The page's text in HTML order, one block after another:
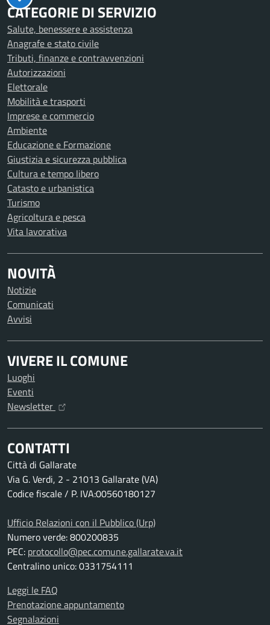
CATEGORIE DI SERVIZIO
Salute, benessere e assistenza
Anagrafe e stato civile
Tributi, finanze e contravvenzioni
Autorizzazioni
Elettorale
Mobilità e trasporti
Imprese e commercio
Ambiente
Educazione e Formazione
Giustizia e sicurezza pubblica
Cultura e tempo libero
Catasto e urbanistica
Turismo
Agricoltura e pesca
Vita lavorativa
NOVITÀ
Notizie
Comunicati
Avvisi
VIVERE IL COMUNE
Luoghi
Eventi
Newsletter
CONTATTI
Città di Gallarate
Via G. Verdi, 2 - 21013 Gallarate (VA)
Codice fiscale / P. IVA:00560180127
Ufficio Relazioni con il Pubblico (Urp)
Numero verde: 800200835
PEC: protocollo@pec.comune.gallarate.va.it
Centralino unico: 0331754111
Leggi le FAQ
Prenotazione appuntamento
Segnalazioni